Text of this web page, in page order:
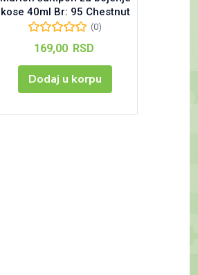
kose 40ml Br: 95 Chestnut
(0)
169,00 RSD
Dodaj u korpu